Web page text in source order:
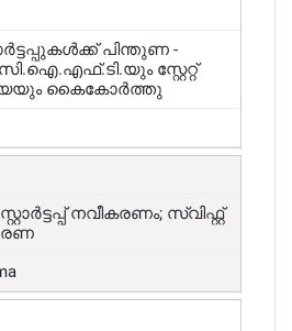
പിന്തുണ -
സ്റ്റേറ്റ്
കൈകോർത്തു
നവീകരണം; സ്വിഫ്റ്റ്